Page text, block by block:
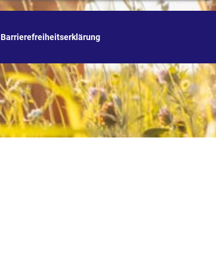
Barrierefreiheitserklärung